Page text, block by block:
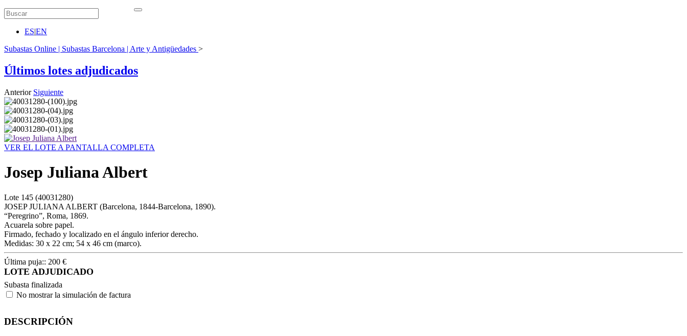
ES|EN
Subastas Online | Subastas Barcelona | Arte y Antigüedades >
Últimos lotes adjudicados
Anterior Siguiente
VER EL LOTE A PANTALLA COMPLETA
Josep Juliana Albert
Lote 145 (40031280)
JOSEP JULIANA ALBERT (Barcelona, 1844-Barcelona, 1890).
“Peregrino”, Roma, 1869.
Acuarela sobre papel.
Firmado, fechado y localizado en el ángulo inferior derecho.
Medidas: 30 x 22 cm; 54 x 46 cm (marco).
Última puja:: 200 €
LOTE ADJUDICADO
Subasta finalizada
No mostrar la simulación de factura
DESCRIPCIÓN